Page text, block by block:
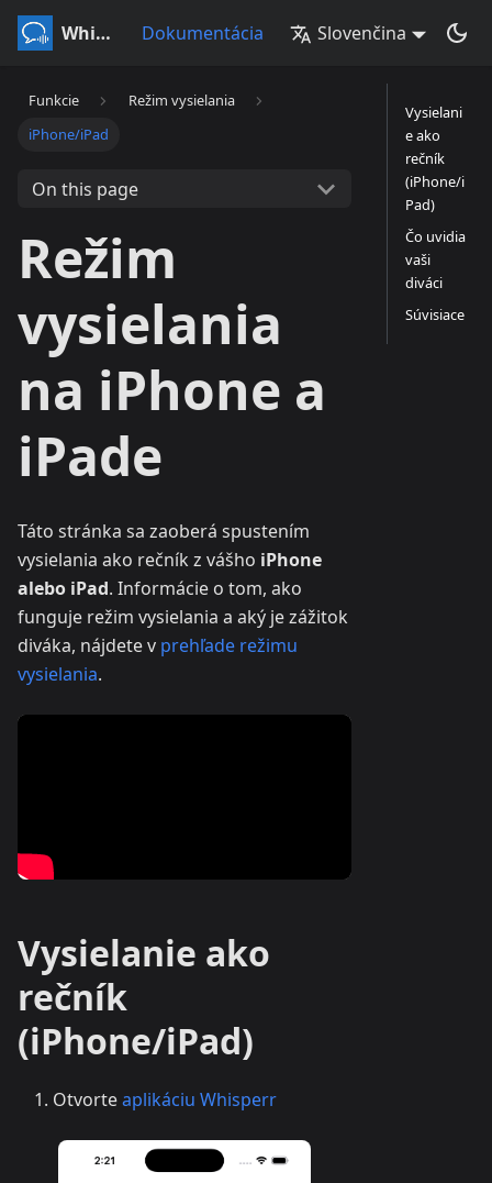
Whisperr Dokumentácia Slovenčina
Funkcie
Režim vysielania
iPhone/iPad
On this page
Režim
vysielania
na iPhone a
iPade
Táto stránka sa zaoberá spustením
vysielania ako rečník z vášho iPhone
alebo iPad. Informácie o tom, ako
funguje režim vysielania a aký je zážitok
diváka, nájdete v prehľade režimu
vysielania.
Vysielanie ako
rečník
(iPhone/iPad)
Otvorteaplikáciu Whisperr
Vysielani
e ako
rečník
(iPhone/i
Pad)
Čo uvidia
vaši
diváci
Súvisiace